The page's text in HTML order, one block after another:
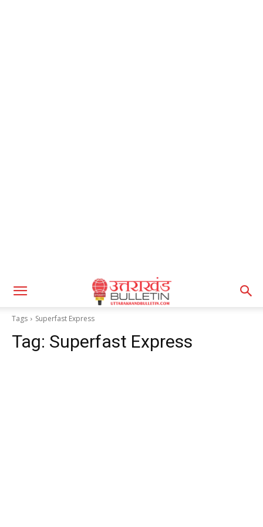
Tags Superfast Express
Tag: Superfast Express